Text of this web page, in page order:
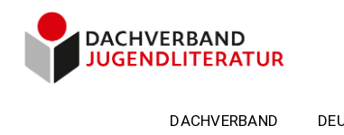
DACHVERBAND